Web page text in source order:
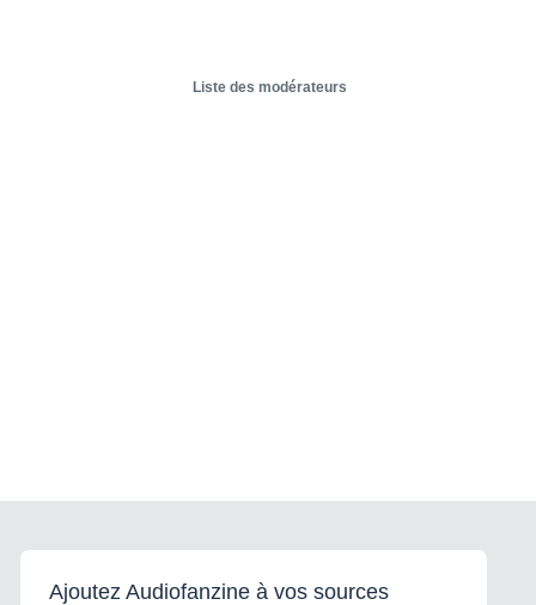
Liste des modérateurs
Ajoutez Audiofanzine à vos sources